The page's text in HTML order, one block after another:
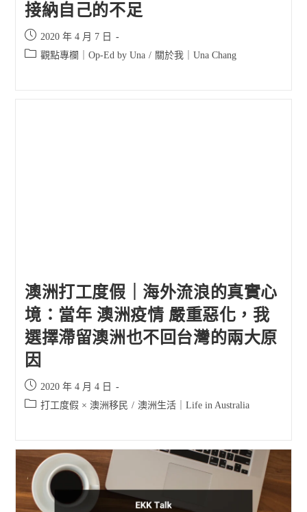
接納自己的不足
Post
published:
2020 年 4 月 7 日
Post 觀點專欄｜Op-Ed by Una / 關於我｜Una Chang
澳洲打工度假｜海外流浪的真實心
境：當年 澳洲疫情 嚴重惡化，我
選擇滯留澳洲也不回台灣的兩大原
因
Post
published:
2020 年 4 月 4 日
Post 打工度假 × 澳洲移民 / 澳洲生活｜Life in Australia